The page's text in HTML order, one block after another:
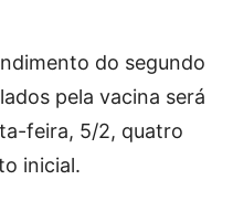
do segundo
pela vacina será
feira, 5/2, quatro
inicial.